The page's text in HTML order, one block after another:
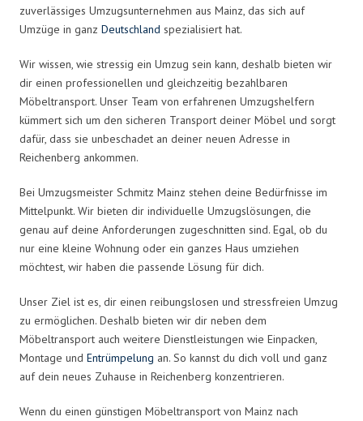
zuverlässiges Umzugsunternehmen aus Mainz, das sich auf
Umzüge in ganz Deutschland spezialisiert hat.
Wir wissen, wie stressig ein Umzug sein kann, deshalb bieten wir
dir einen professionellen und gleichzeitig bezahlbaren
Möbeltransport. Unser Team von erfahrenen Umzugshelfern
kümmert sich um den sicheren Transport deiner Möbel und sorgt
dafür, dass sie unbeschadet an deiner neuen Adresse in
Reichenberg ankommen.
Bei Umzugsmeister Schmitz Mainz stehen deine Bedürfnisse im
Mittelpunkt. Wir bieten dir individuelle Umzugslösungen, die
genau auf deine Anforderungen zugeschnitten sind. Egal, ob du
nur eine kleine Wohnung oder ein ganzes Haus umziehen
möchtest, wir haben die passende Lösung für dich.
Unser Ziel ist es, dir einen reibungslosen und stressfreien Umzug
zu ermöglichen. Deshalb bieten wir dir neben dem
Möbeltransport auch weitere Dienstleistungen wie Einpacken,
Montage und Entrümpelung an. So kannst du dich voll und ganz
auf dein neues Zuhause in Reichenberg konzentrieren.
Wenn du einen günstigen Möbeltransport von Mainz nach